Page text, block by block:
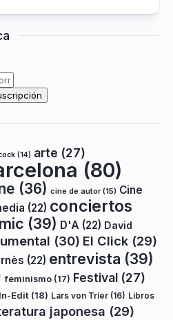
(14) arte (27)
(80)
(36) cine de autor(15) Cine
(22) conciertos
(39) D'A (22) David
(30) El Click (29)
(22) entrevista (39)
feminismo (17) Festival (27)
In-Edit (18) Lars von Trier (16) Libros
japonesa (29)